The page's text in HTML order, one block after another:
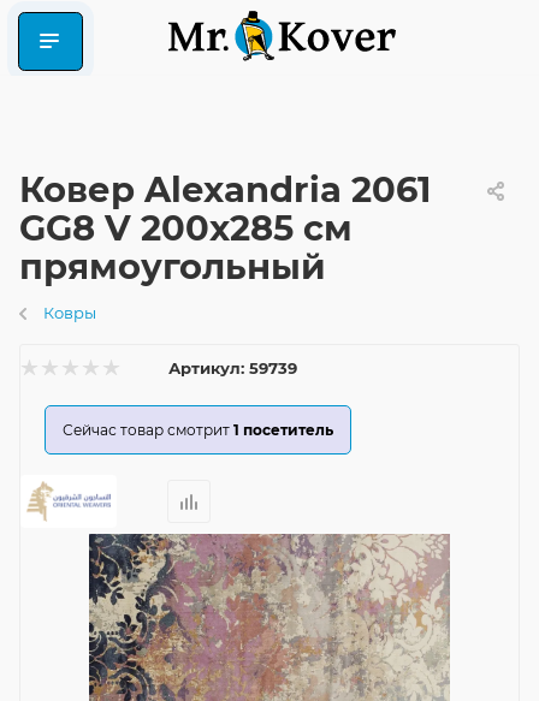
Ковер Alexandria 2061
GG8 V 200x285 см
прямоугольный
Ковры
Артикул: 59739
Сейчас товар смотрит 1 посетитель